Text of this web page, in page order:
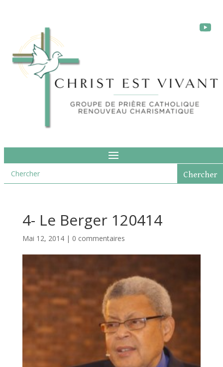
4- Le Berger 120414
Mai 12, 2014| 0 commentaires